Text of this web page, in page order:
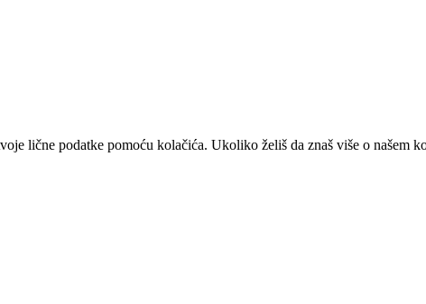
lične podatke pomoću kolačića. Ukoliko želiš da znaš više o našem